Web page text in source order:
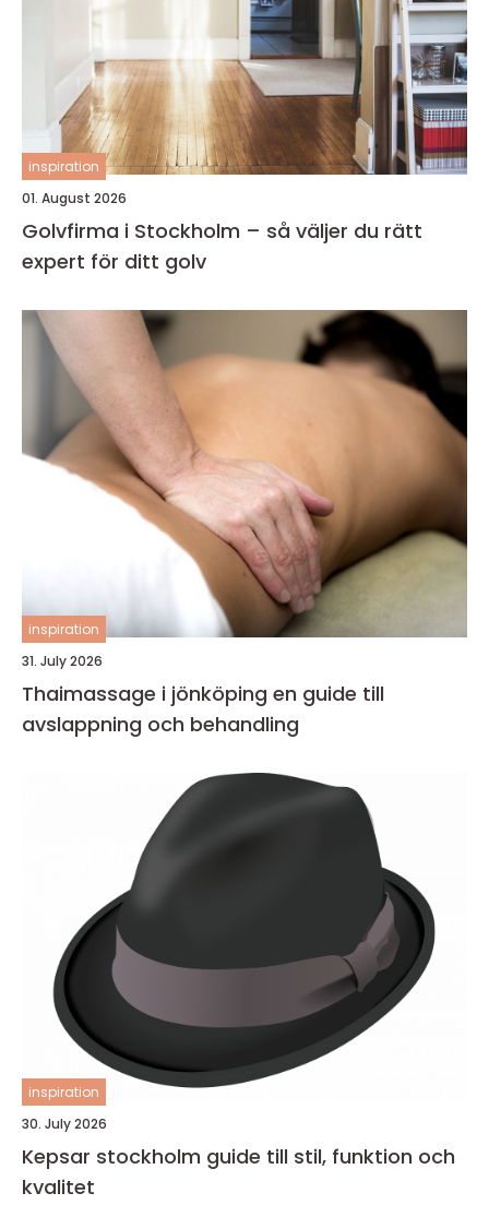
inspiration
01. August 2026
Golvfirma i Stockholm – så väljer du rätt
expert för ditt golv
inspiration
31. July 2026
Thaimassage i jönköping en guide till
avslappning och behandling
inspiration
30. July 2026
Kepsar stockholm guide till stil, funktion och
kvalitet